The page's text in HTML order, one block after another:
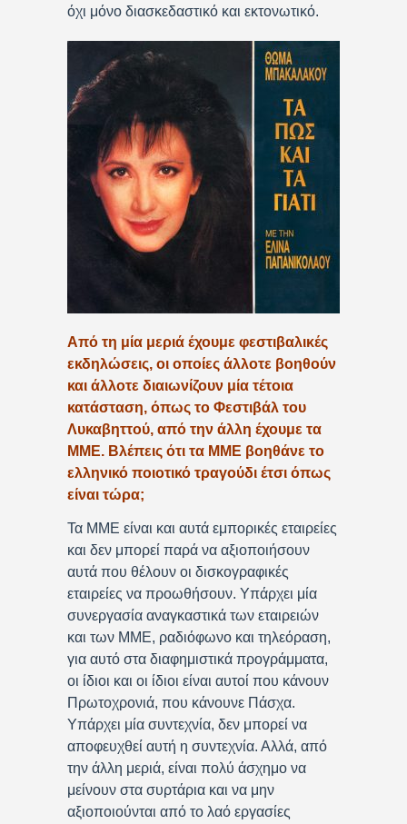
όχι μόνο διασκεδαστικό και εκτονωτικό.
Από τη μία μεριά έχουμε φεστιβαλικές
εκδηλώσεις, οι οποίες άλλοτε βοηθούν
και άλλοτε διαιωνίζουν μία τέτοια
κατάσταση, όπως το Φεστιβάλ του
Λυκαβηττού, από την άλλη έχουμε τα
ΜΜΕ. Βλέπεις ότι τα ΜΜΕ βοηθάνε το
ελληνικό ποιοτικό τραγούδι έτσι όπως
είναι τώρα;
Τα ΜΜΕ είναι και αυτά εμπορικές εταιρείες
και δεν μπορεί παρά να αξιοποιήσουν
αυτά που θέλουν οι δισκογραφικές
εταιρείες να προωθήσουν. Υπάρχει μία
συνεργασία αναγκαστικά των εταιρειών
και των ΜΜΕ, ραδιόφωνο και τηλεόραση,
για αυτό στα διαφημιστικά προγράμματα,
οι ίδιοι και οι ίδιοι είναι αυτοί που κάνουν
Πρωτοχρονιά, που κάνουνε Πάσχα.
Υπάρχει μία συντεχνία, δεν μπορεί να
αποφευχθεί αυτή η συντεχνία. Αλλά, από
την άλλη μεριά, είναι πολύ άσχημο να
μείνουν στα συρτάρια και να μην
αξιοποιούνται από το λαό εργασίες